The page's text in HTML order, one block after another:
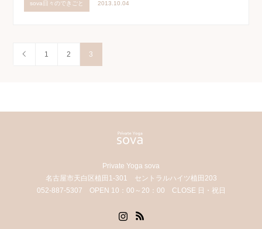
sova日々のできごと 2013.10.04
1 2 3
Private Yoga sova
名古屋市天白区植田1-301 セントラルハイツ植田203
052-887-5307 OPEN 10：00～20：00 CLOSE 日・祝日